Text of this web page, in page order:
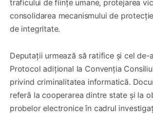
traficului de ființe umane, protejarea
consolidarea mecanismului de
de integritate.
Deputații urmează să ratifice și cel de-
Protocol adițional la Convenția
privind criminalitatea informatică.
referă la cooperarea dintre state și la
probelor electronice în cadrul